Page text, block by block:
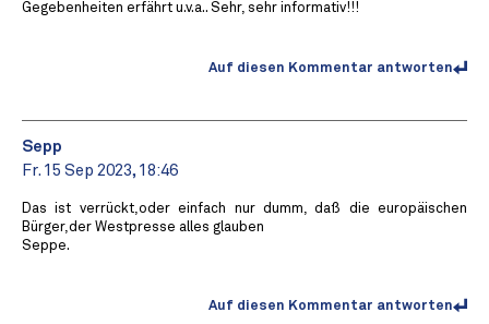
Gegebenheiten erfährt u.v.a.. Sehr, sehr informativ!!!
Auf diesen Kommentar antworten
Sepp
Fr. 15 Sep 2023, 18:46
Das ist verrückt,oder einfach nur dumm, daß die europäischen
Bürger,der Westpresse alles glauben
Seppe.
Auf diesen Kommentar antworten